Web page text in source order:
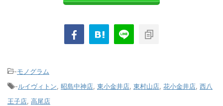
-モノグラム
-ルイヴィトン 昭島中神店 東小金井店 東村山店 花小金井店 西八
王子店 高尾店